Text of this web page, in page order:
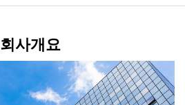
회사개요